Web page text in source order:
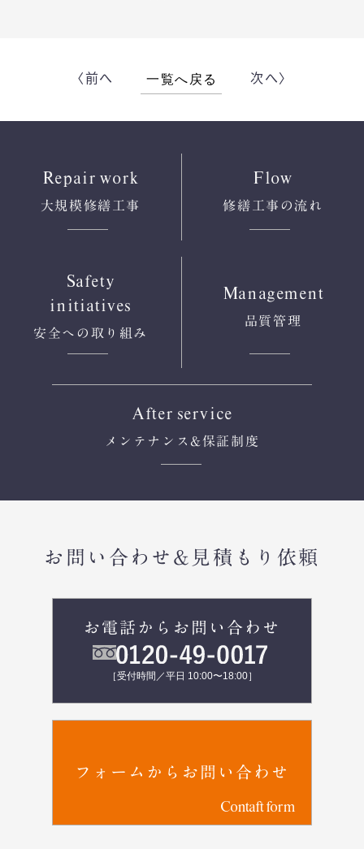
〈前へ 一覧へ戻る 次へ〉
Repair work
大規模修繕工事
Flow
修繕工事の流れ
Safety
initiatives
安全への 取り組み
Management
品質管理
After service
メンテナンス &保証制度
お問い合わせ&見積もり依頼
お電話からお問い合わせ
［受付時間／平日 10:00〜18:00］
Contaft form
フォームからお問い合わせ